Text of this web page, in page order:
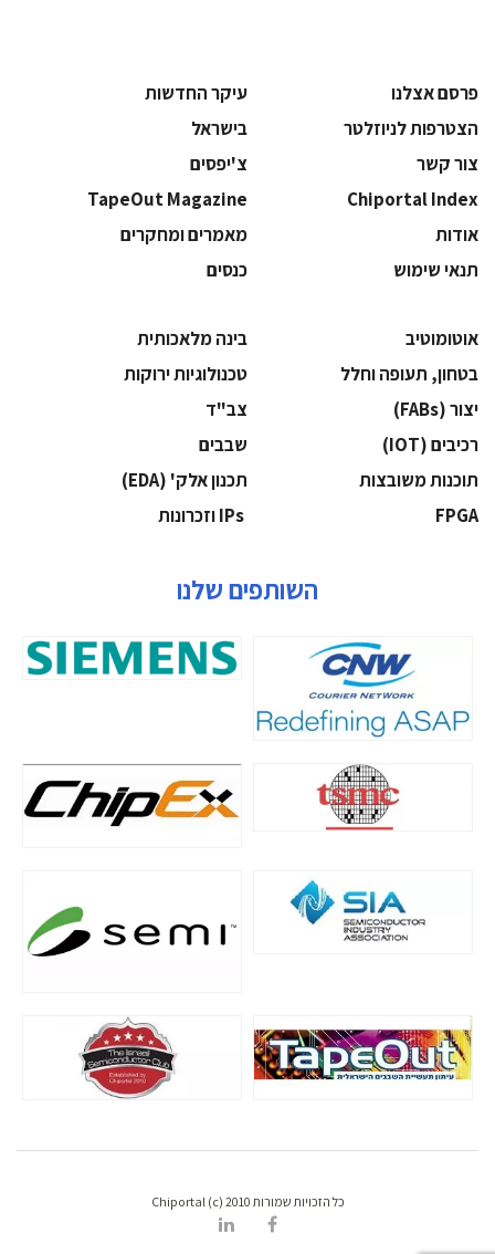
פרסם אצלנו
עיקר החדשות
הצטרפות לניוזלטר
בישראל
צור קשר
צ'יפסים
Chiportal Index
TapeOut Magazine
אודות
מאמרים ומחקרים
תנאי שימוש
כנסים
אוטומוטיב
בינה מלאכותית
בטחון, תעופה וחלל
‫טכנולוגיות ירוקות‬
‫יצור (‪(FABs‬‬
‫צב"ד‬
‫רכיבים‬ (IOT)
‫שבבים‬
‫תוכנות משובצות‬
‫תכנון אלק' (‪(EDA‬‬
‫‪FPGA‬‬
השותפים שלנו
כל הזכויות שמורות Chiportal (c) 2010